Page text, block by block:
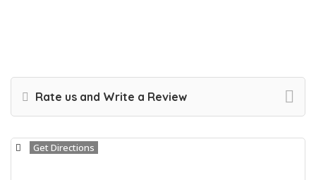
Rate us and Write a Review
Get Directions